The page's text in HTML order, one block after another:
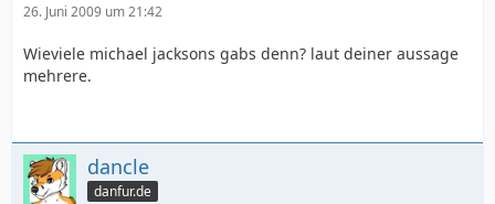
26. Juni 2009 um 21:42
Wieviele michael jacksons gabs denn? laut deiner aussage
mehrere.
dancle
danfur.de